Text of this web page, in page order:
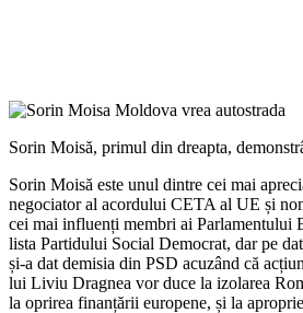
Sorin Moisă, primul din dreapta,
Sorin Moisă este unul dintre cei mai
negociator al acordului CETA al UE și
cei mai influenți membri ai Parlamentului
lista Partidului Social Democrat, dar pe
și-a dat demisia din PSD acuzând că
lui Liviu Dragnea vor duce la izolarea
la oprirea finanțării europene, și la